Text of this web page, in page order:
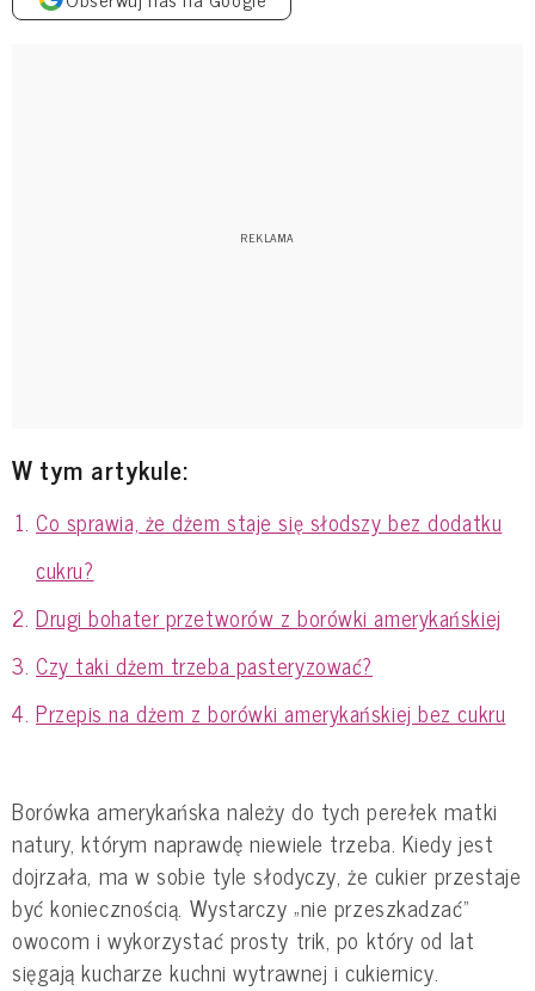
W tym artykule:
Co sprawia, że dżem staje się słodszy bez dodatku
cukru?
Drugi bohater przetworów z borówki amerykańskiej
Czy taki dżem trzeba pasteryzować?
Przepis na dżem z borówki amerykańskiej bez cukru
Borówka amerykańska należy do tych perełek matki
natury, którym naprawdę niewiele trzeba. Kiedy jest
dojrzała, ma w sobie tyle słodyczy, że cukier przestaje
być koniecznością. Wystarczy „nie przeszkadzać”
owocom i wykorzystać prosty trik, po który od lat
sięgają kucharze kuchni wytrawnej i cukiernicy.